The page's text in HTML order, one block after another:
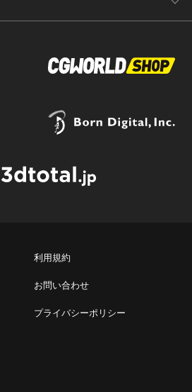
利用規約
お問い合わせ
プライバシーポリシー